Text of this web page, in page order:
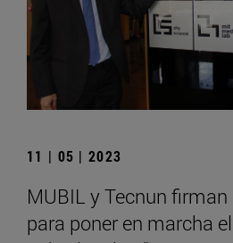
11 | 05 | 2023
MUBIL y Tecnun
para poner en marcha